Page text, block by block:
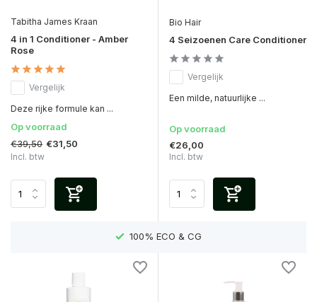
Tabitha James Kraan
4 in 1 Conditioner - Amber
Rose
Vergelijk
Deze rijke formule kan ...
Op voorraad
€39,50 €31,50
Incl. btw
Bio Hair
4 Seizoenen Care Conditioner
Vergelijk
Een milde, natuurlijke ...
Op voorraad
€26,00
Incl. btw
100% ECO & CG